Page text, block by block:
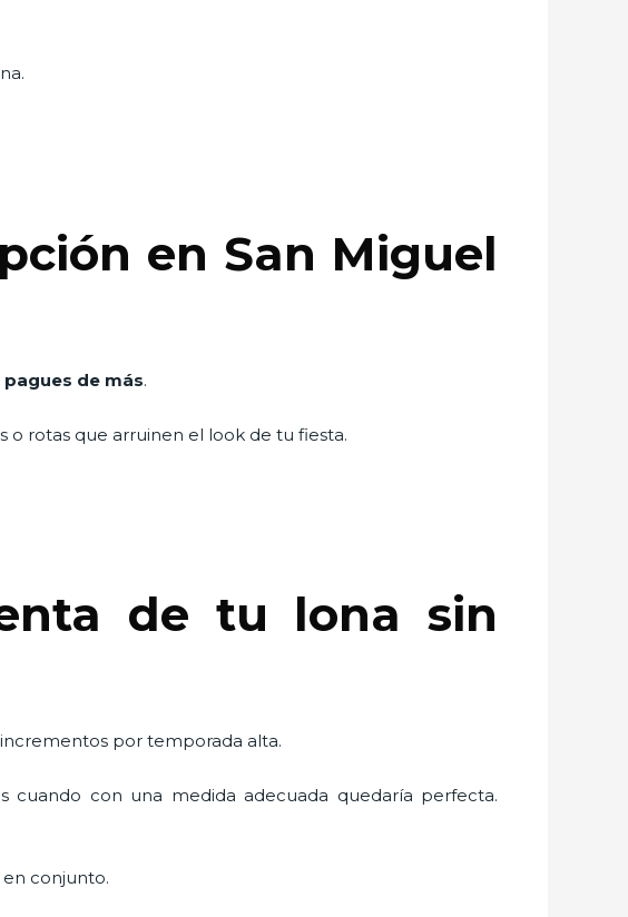
en San Miguel
pagues de más.
o rotas que arruinen el look de tu fiesta.
de tu lona sin
por temporada alta.
con una medida adecuada quedaría perfecta.
conjunto.